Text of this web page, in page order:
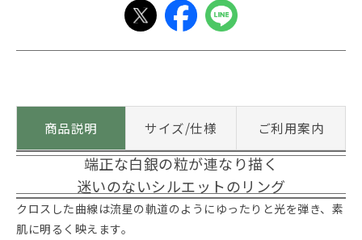
商品説明 サイズ/仕様 ご利用案内
端正な白銀の粒が連なり描く
迷いのないシルエットのリング
クロスした曲線は流星の軌道のようにゆったりと光を弾き、素
肌に明るく映えます。